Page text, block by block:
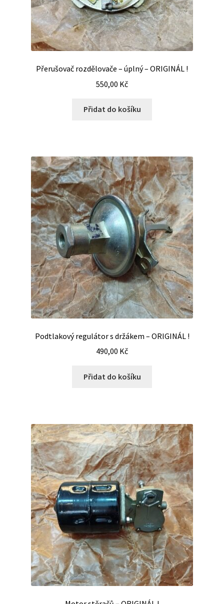
Přerušovač rozdělovače – úplný – ORIGINÁL !
550,00 Kč
Přidat do košíku
Podtlakový regulátor s držákem – ORIGINÁL !
490,00 Kč
Přidat do košíku